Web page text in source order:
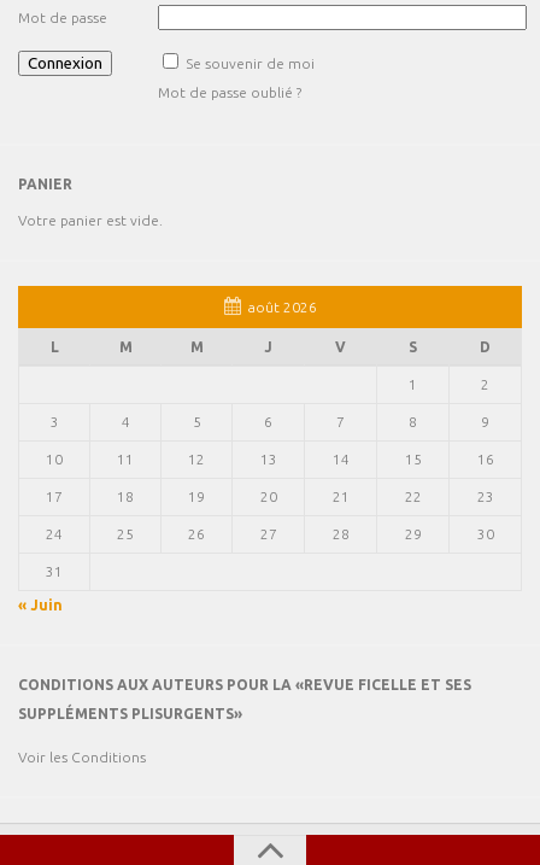
Mot de passe
Se souvenir de moi
Mot de passe oublié ?
PANIER
Votre panier est vide.
août 2026
L M M J V S D
1 2
3 4 5 6 7 8 9
10 11 12 13 14 15 16
17 18 19 20 21 22 23
24 25 26 27 28 29 30
31
« Juin
CONDITIONS AUX AUTEURS POUR LA «REVUE FICELLE ET SES
SUPPLÉMENTS PLISURGENTS»
Voir les Conditions